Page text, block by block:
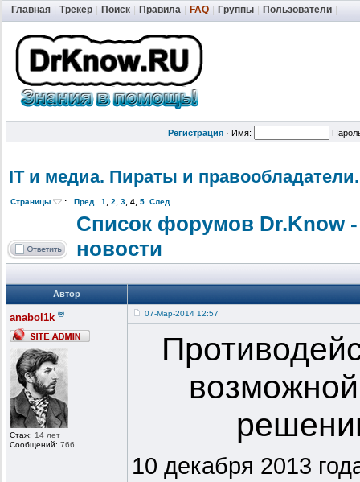
Главная Трекер Поиск Правила FAQ Группы Пользователи
Регистрация · Имя:
IT и медиа. Пираты и правообладат
Страницы : Пред. 1, 2, 3, 4, 5 След.
Список форумов Dr.Know
новости
Автор
anabol1k ®
Стаж: 14 лет
Сообщений: 766
07-Мар-2014 12:57
10 декабря 2013